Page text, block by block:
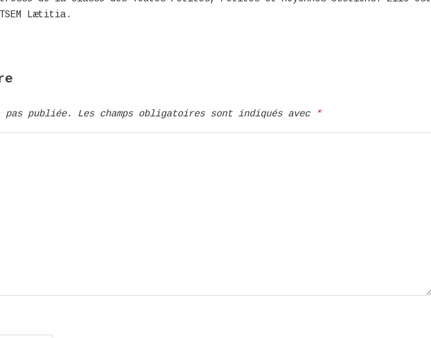
ou
Lætitia.
pas publiée. Les champs obligatoires sont indiqués avec *